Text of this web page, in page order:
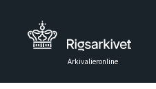
Arkivalieronline